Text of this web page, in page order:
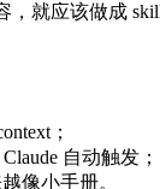
就应该做成 skill
；
自动触发；
像小手册。